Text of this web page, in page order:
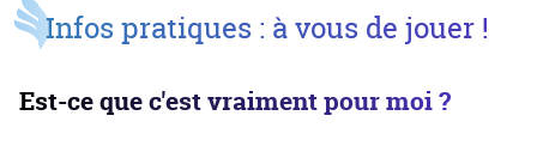
Infos pratiques : à vous de jouer !
Est-ce que c'est vraiment pour moi ?